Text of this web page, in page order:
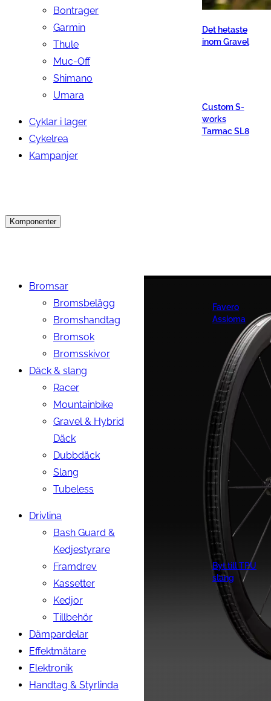
Bontrager
Garmin
Thule
Muc-Off
Shimano
Umara
Cyklar i lager
Cykelrea
Kampanjer
Det hetaste
inom Gravel
Custom S-
works
Tarmac SL8
Komponenter
Bromsar
Bromsbelägg
Bromshandtag
Bromsok
Bromsskivor
Däck & slang
Racer
Mountainbike
Gravel & Hybrid
Däck
Dubbdäck
Slang
Tubeless
Drivlina
Bash Guard &
Kedjestyrare
Framdrev
Kassetter
Kedjor
Tillbehör
Dämpardelar
Effektmätare
Elektronik
Handtag & Styrlinda
Favero
Assioma
Byt till TPU
slang